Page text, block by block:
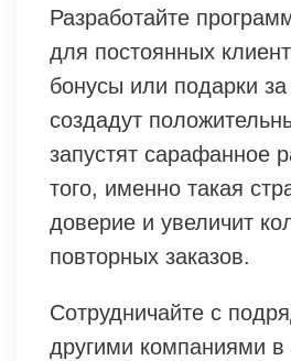
Разработайте
для постоянных
бонусы или подарки
создадут
запустят сарафанное
того, именно такая
доверие и увеличит
повторных заказов.
Сотрудничайте с
другими компаниями